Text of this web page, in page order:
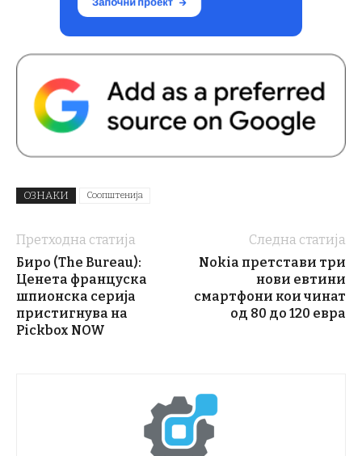
ОЗНАКИ Соопштенија
Претходна статија
Биро (The Bureau):
Ценета француска
шпионска серија
пристигнува на
Pickbox NOW
Следна статија
Nokia претстави три
нови евтини
смартфони кои чинат
од 80 до 120 евра